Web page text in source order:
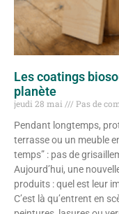
Les coatings
planète
jeudi 28 mai
Pas de
Pendant longtemps,
terrasse ou un meuble
temps” : pas de
Aujourd’hui, une
produits : quel est leur
C’est là qu’entrent en